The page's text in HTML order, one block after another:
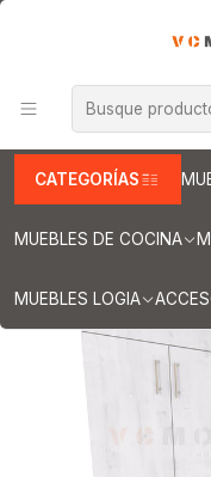
CATEGORÍAS
MUEBLES DE COCINA
MUEBLES LOGIA
Mueble lavadero de